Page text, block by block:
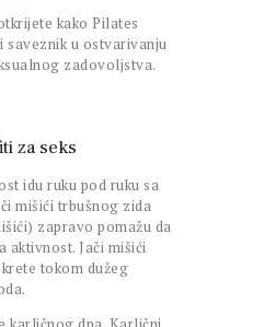
kako Pilates
saveznik u ostvarivanju
zadovoljstva.
za seks
idu ruku pod ruku sa
mišići trbušnog zida
zapravo pomažu da
aktivnost. Jači mišići
tokom dužeg